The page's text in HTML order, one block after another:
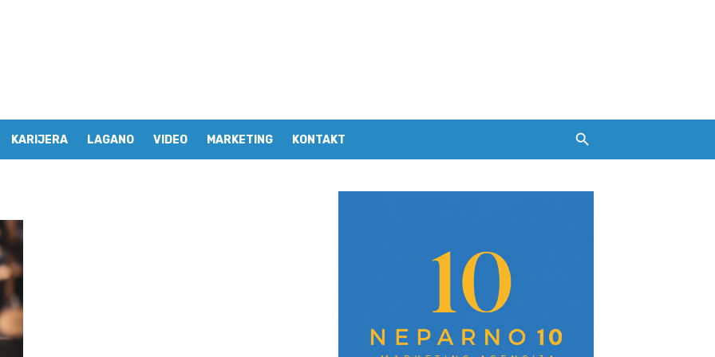
KARIJERA LAGANO VIDEO MARKETING KONTAKT